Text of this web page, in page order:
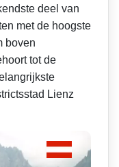
deel van
met de hoogste
boven
tot de
Lienz